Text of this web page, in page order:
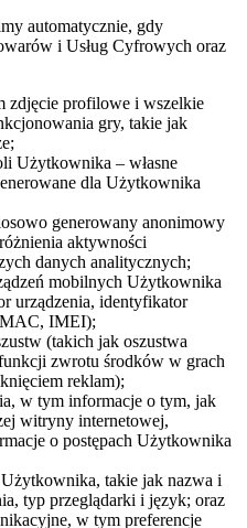
automatycznie, gdy
i Usług Cyfrowych oraz
profilowe i wszelkie
gry, takie jak
Użytkownika – własne
dla Użytkownika
generowany anonimowy
aktywności
danych analitycznych;
mobilnych Użytkownika
urządzenia, identyfikator
MAC, IMEI);
(takich jak oszustwa
zwrotu środków w grach
reklam);
w tym informacje o tym, jak
witryny internetowej,
o postępach Użytkownika
takie jak nazwa i
typ przeglądarki i język; oraz
w tym preferencje